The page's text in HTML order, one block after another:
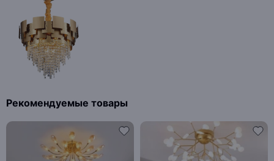
Рекомендуемые товары